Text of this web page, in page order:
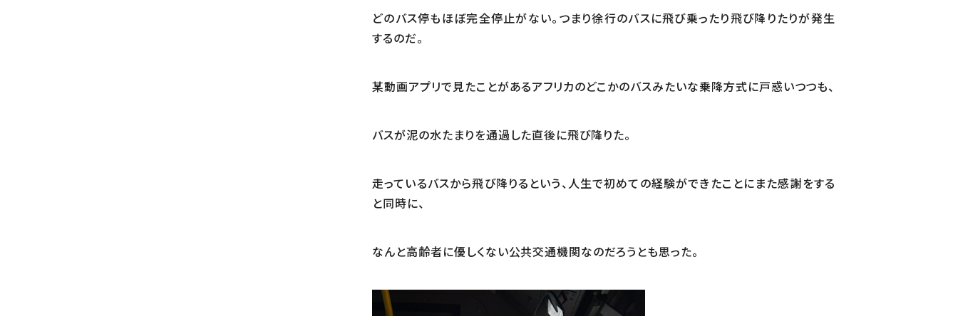
どのバス停もほぼ完全停止がない。つまり徐行のバスに飛び乗ったり飛び降りたりが発生
するのだ。
某動画アプリで見たことがあるアフリカのどこかのバスみたいな乗降方式に戸惑いつつも、
バスが泥の水たまりを通過した直後に飛び降りた。
走っているバスから飛び降りるという、人生で初めての経験ができたことにまた感謝をする
と同時に、
なんと高齢者に優しくない公共交通機関なのだろうとも思った。